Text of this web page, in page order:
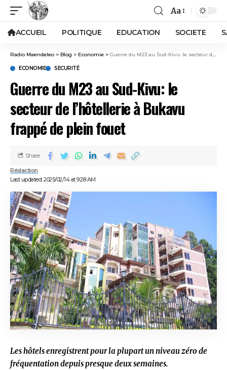
Aa
ACCUEIL POLITIQUE EDUCATION SOCIETE
Radio Maendeleo > Blog > Economie > Guerre du M23 au Sud-Kivu: le secteur de l’hôtellerie à Bukavu frappé de plein fouet
ECONOMIE SECURITÉ
Guerre du M23 au Sud-Kivu: le
secteur de l’hôtellerie à Bukavu
frappé de plein fouet
Last updated: 2025/02/14 at 9:28 AM
Rédaction
Share
Les hôtels enregistrent pour la plupart un niveau zéro de
fréquentation depuis presque deux semaines.